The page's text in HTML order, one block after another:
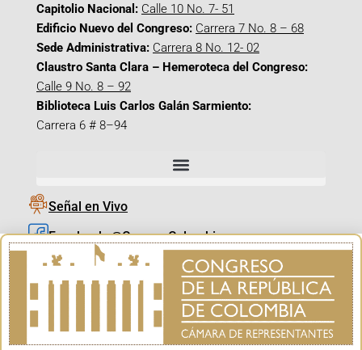
Capitolio Nacional: Calle 10 No. 7- 51
Edificio Nuevo del Congreso: Carrera 7 No. 8 – 68
Sede Administrativa: Carrera 8 No. 12- 02
Claustro Santa Clara – Hemeroteca del Congreso:
Calle 9 No. 8 – 92
Biblioteca Luis Carlos Galán Sarmiento:
Carrera 6 # 8–94
Señal en Vivo
Facebook_@CamaraColombia
Instagram_@CamaraColombia
X_@CamaraColombia
Youtube_@CamaraColombia